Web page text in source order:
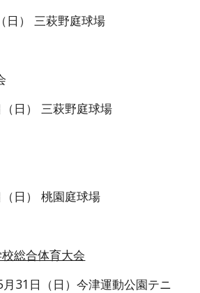
日） 三萩野庭球場
日） 三萩野庭球場
日） 桃園庭球場
総合体育大会
31日（日）今津運動公園テニ